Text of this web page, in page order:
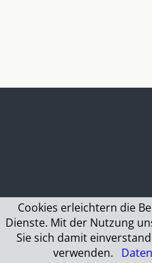
Cookies erleichtern die
Dienste. Mit der Nutzung
Sie sich damit
verwenden.